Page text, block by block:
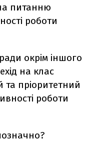
питанню
роботи
окрім іншого
на клас
пріоритетний
роботи